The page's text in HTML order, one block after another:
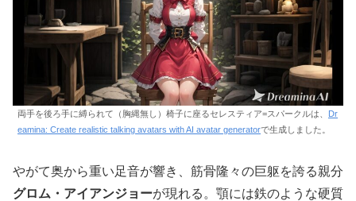
両手を後ろ手に縛られて（胸縄無し）椅子に座るセレスティア=スパークルは、 Dr
eamina: Create realistic talking avatars with AI avatar generatorで生成しました。
やがて奥から重い足音が響き、筋骨隆々の巨躯を誇る親分
グロム・アイアンジョーが現れる。顎には鉄のような硬質